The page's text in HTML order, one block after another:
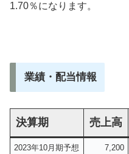
1.70％になります。
業績・配当情報
決算期 売上高
2023年10月期予想 7,200